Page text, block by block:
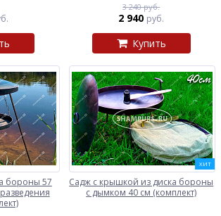
3 240 руб.
2 940 руб.
Купить
бороны 57
ХИТ
Садж с крышкой из диска бороны
с дымком 40 см (комплект)